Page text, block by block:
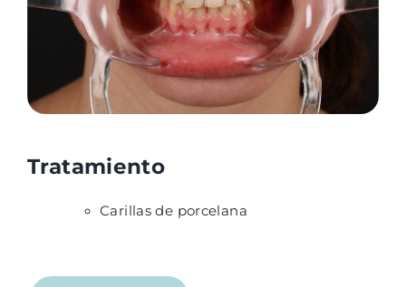
Tratamiento
Carillas de porcelana